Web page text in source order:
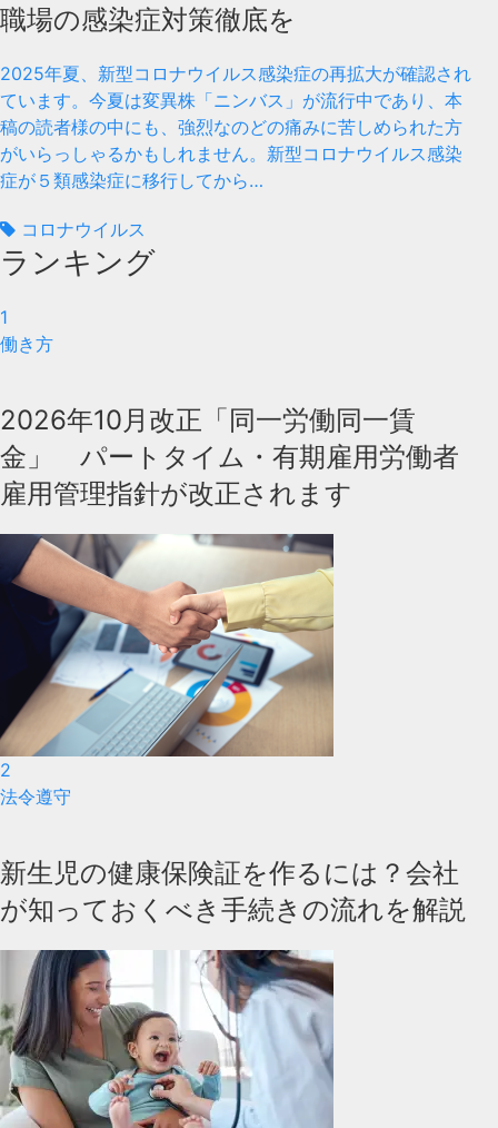
職場の感染症対策徹底を
2025年夏、新型コロナウイルス感染症の再拡大が確認され
ています。今夏は変異株「ニンバス」が流行中であり、本
稿の読者様の中にも、強烈なのどの痛みに苦しめられた方
がいらっしゃるかもしれません。新型コロナウイルス感染
症が５類感染症に移行してから…
コロナウイルス
ランキング
1
働き方
2026年10月改正「同一労働同一賃
金」 パートタイム・有期雇用労働者
雇用管理指針が改正されます
2
法令遵守
新生児の健康保険証を作るには？会社
が知っておくべき手続きの流れを解説